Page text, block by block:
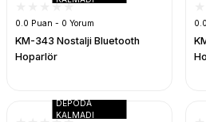
0.0 Puan - 0 Yorum
KM-343 Nostalji Bluetooth
Hoparlör
DEPODA
KALMADI